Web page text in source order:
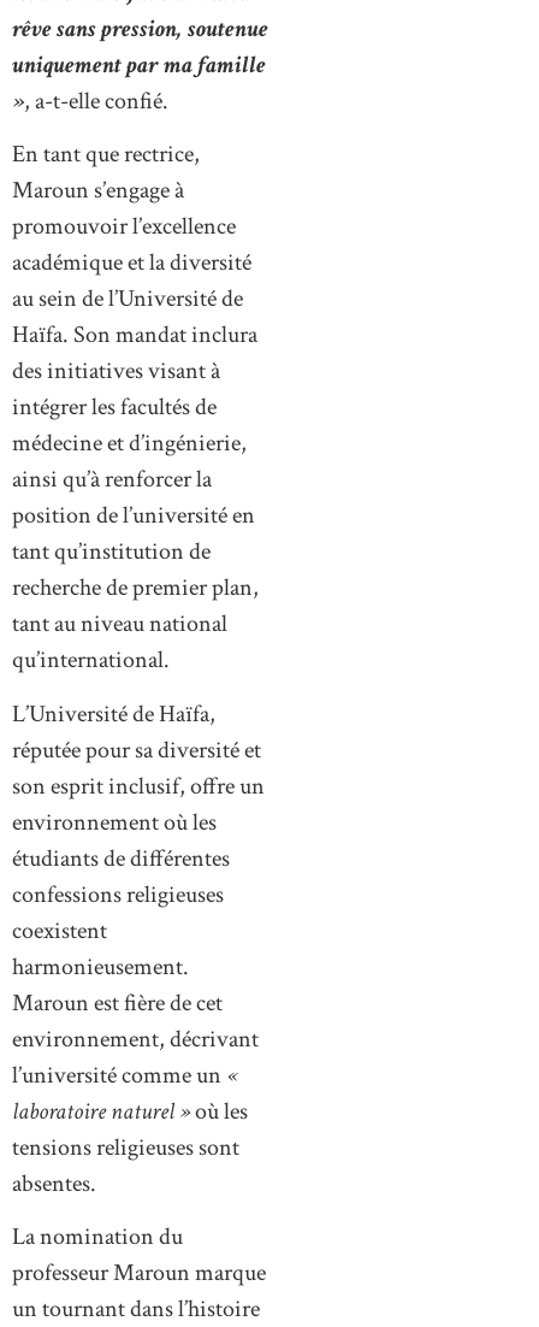
rêve sans pression, soutenue
uniquement par ma famille
», a-t-elle confié.
En tant que rectrice,
Maroun s’engage à
promouvoir l’excellence
académique et la diversité
au sein de l’Université de
Haïfa. Son mandat inclura
des initiatives visant à
intégrer les facultés de
médecine et d’ingénierie,
ainsi qu’à renforcer la
position de l’université en
tant qu’institution de
recherche de premier plan,
tant au niveau national
qu’international.
L’Université de Haïfa,
réputée pour sa diversité et
son esprit inclusif, offre un
environnement où les
étudiants de différentes
confessions religieuses
coexistent
harmonieusement.
Maroun est fière de cet
environnement, décrivant
l’université comme un «
laboratoire naturel »où les
tensions religieuses sont
absentes.
La nomination du
professeur Maroun marque
un tournant dans l’histoire